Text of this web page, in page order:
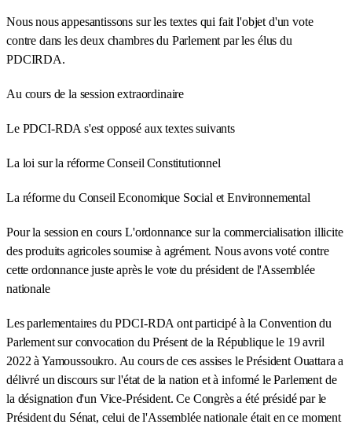
Nous nous appesantissons sur les textes qui fait l'objet d'un vote
contre dans les deux chambres du Parlement par les élus du
PDCIRDA.
Au cours de la session extraordinaire
Le PDCI-RDA s'est opposé aux textes suivants
La loi sur la réforme Conseil Constitutionnel
La réforme du Conseil Economique Social et Environnemental
Pour la session en cours L'ordonnance sur la commercialisation illicite
des produits agricoles soumise à agrément. Nous avons voté contre
cette ordonnance juste après le vote du président de l'Assemblée
nationale
Les parlementaires du PDCI-RDA ont participé à la Convention du
Parlement sur convocation du Présent de la République le 19 avril
2022 à Yamoussoukro. Au cours de ces assises le Président Ouattara a
délivré un discours sur l'état de la nation et à informé le Parlement de
la désignation d'un Vice-Président. Ce Congrès a été présidé par le
Président du Sénat, celui de l'Assemblée nationale était en ce moment